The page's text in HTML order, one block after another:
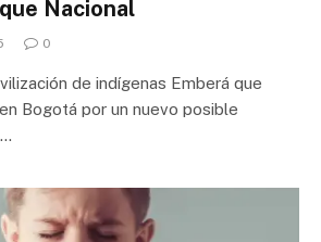
Nacional
0
de indígenas Emberá que
Bogotá por un nuevo posible